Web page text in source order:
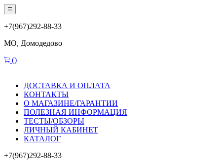
+7(967)292-88-33
МО, Домодедово
()
ДОСТАВКА И ОПЛАТА
КОНТАКТЫ
О МАГАЗИНЕ/ГАРАНТИИ
ПОЛЕЗНАЯ ИНФОРМАЦИЯ
ТЕСТЫ/ОБЗОРЫ
ЛИЧНЫЙ КАБИНЕТ
КАТАЛОГ
+7(967)292-88-33